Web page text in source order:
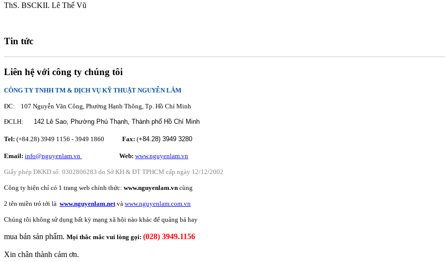
ThS. BSCKII. Lê Thế Vũ
Tin tức
Liên hệ với công ty chúng tôi
CÔNG TY TNHH TM & DỊCH VỤ KỸ THUẬT NGUYỄN LÂM
ĐC: 107 Nguyễn Văn Công, Phường Hạnh Thông, Tp. Hồ Chí Minh
ĐCLH: 142 Lê Sao, Phường Phú Thạnh, Thành phố Hồ Chí Minh
Tel: (+84.28) 3949 1156 - 3949 1860 Fax: (+84.28) 3949 3280
Email: info@nguyenlam.vn Web: www.nguyenlam.vn
Giấy phép ĐKKD số: 0302806283 do Sở KH & ĐT TPHCM cấp ngày 12/12/2002
Công ty hiện chỉ có 1 trang web chính thức: www.nguyenlam.vn cùng
2 tên miền trỏ tới là www.nguyenlam.netvà www.nguyenlam.com.vn
Chúng tôi không sử dụng bất kỳ mạng xã hội nào khác để quảng bá hay
mua bán sản phẩm. Mọi thắc mắc vui lòng gọi: (028) 3949.1156
Xin chân thành cảm ơn.